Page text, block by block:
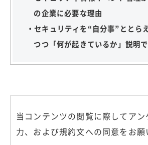
の企業に必要な理由
・セキュリティを“自分事”ととら
つつ「何が起きているか」説明
当コンテンツの閲覧に際してア
力、および規約文への同意をお願